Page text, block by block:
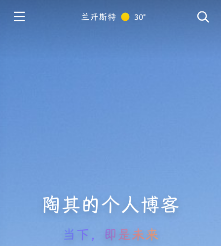
兰开斯特 30°
陶其的个人博客
当下，即是未来